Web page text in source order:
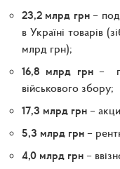
23,2 млрд грн–
в Україні товарів
млрд грн);
16,8 млрд грн–
військового збору;
17,3 млрд грн –
5,3 млрд грн –
4,0 млрд грн –